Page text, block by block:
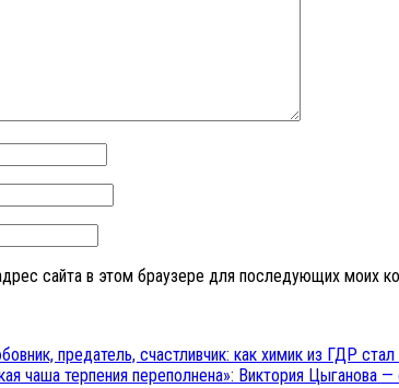
сайта в этом браузере для последующих моих
предатель, счастливчик: как химик из ГДР
чаша терпения переполнена»: Виктория Цыганова